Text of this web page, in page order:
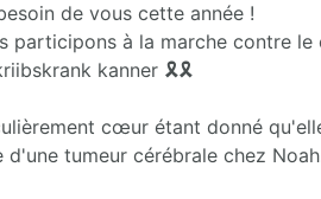
de vous cette année !
participons à la marche contre
kanner 🎗🎗
cœur étant donné
tumeur cérébrale chez